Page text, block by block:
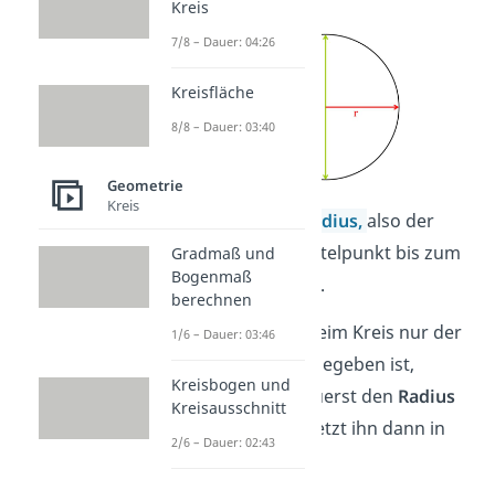
Radius,also der
Abstand vom Mittelpunkt bis zum
Rand des Kreises.
Wichtig:Wenn beim Kreis nur der
gegeben ist,
berechnest du zuerst den Radius
und setzt ihn dann in
Kreis
7/8 – Dauer: 04:26
Kreisfläche
8/8 – Dauer: 03:40
Geometrie
Kreis
Gradmaß und
Bogenmaß
berechnen
1/6 – Dauer: 03:46
Kreisbogen und
Kreisausschnitt
2/6 – Dauer: 02:43